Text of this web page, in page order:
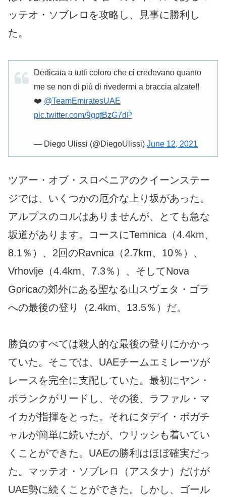
ッテオ・ソブレロを攻略し、見事に勝利し
た。
Dedicata a tutti coloro che ci credevano quanto
me se non di più di rivedermi a braccia alzate!!
❤️ @TeamEmiratesUAE
pic.twitter.com/9gqfBzG7dP
— Diego Ulissi (@DiegoUlissi) June 12, 2021
ツアー・オブ・スロベニアのクイーンステー
ジでは、いくつかの厄介な上り坂があった。
アルプスのコルはありませんが、とても急な
坂道があります。コースにTemnica（4.4km、
8.1％）、2回のRavnica（2.7km、10％）、
Vrhovlje（4.4km、7.3％）、そしてNova
Goricaの郊外にある聖なる山スヴェタ・ゴラ
への最後の登り（2.4km、13.5％）だ。
勝負のすべては殺人的な最後の登りにかかっ
ていた。そこでは、UAEチームエミレーツが
レースを完全に支配していた。最初にヤン・
ポランクがリードし、その後、ラファル・マ
イカが指揮をとった。それにタデイ・ポガチ
ャルが簡単に続いたが、ウリッシも着いてい
くことができた。UAEの勝利はほぼ確実だっ
た。マッテオ・ソブレロ（アスタナ）だけが
UAE勢に続くことができた。しかし、ゴール